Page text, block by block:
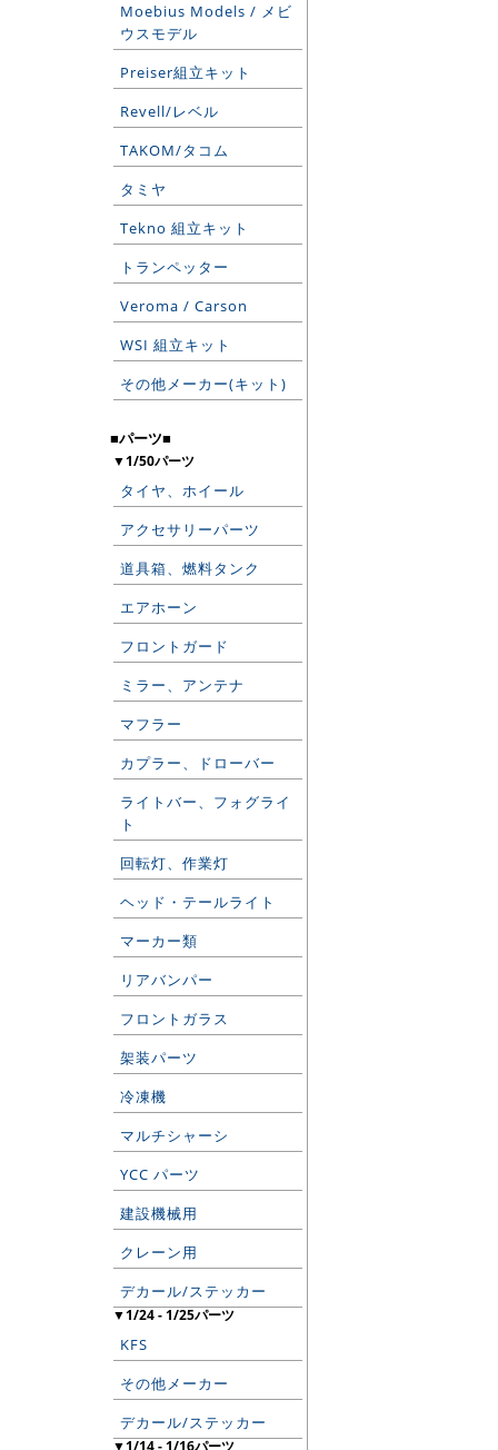
Moebius Models / メビ
ウスモデル
Preiser組立キット
Revell/レベル
TAKOM/タコム
タミヤ
Tekno 組立キット
トランペッター
Veroma / Carson
WSI 組立キット
その他メーカー(キット)
■パーツ■
▼1/50パーツ
タイヤ、ホイール
アクセサリーパーツ
道具箱、燃料タンク
エアホーン
フロントガード
ミラー、アンテナ
マフラー
カプラー、ドローバー
ライトバー、フォグライ
ト
回転灯、作業灯
ヘッド・テールライト
マーカー類
リアバンパー
フロントガラス
架装パーツ
冷凍機
マルチシャーシ
YCC パーツ
建設機械用
クレーン用
デカール/ステッカー
▼1/24 - 1/25パーツ
KFS
その他メーカー
デカール/ステッカー
▼1/14 - 1/16パーツ